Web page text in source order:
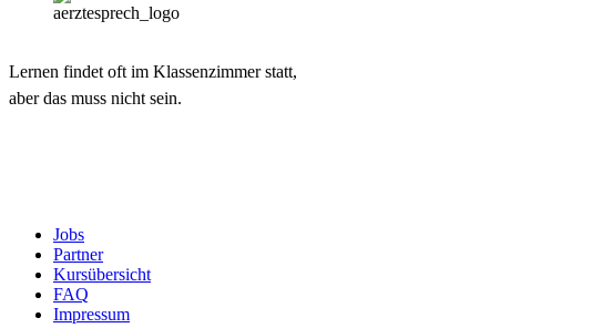
Lernen findet oft im Klassenzimmer statt,
aber das muss nicht sein.
Jobs
Partner
Kursübersicht
FAQ
Impressum